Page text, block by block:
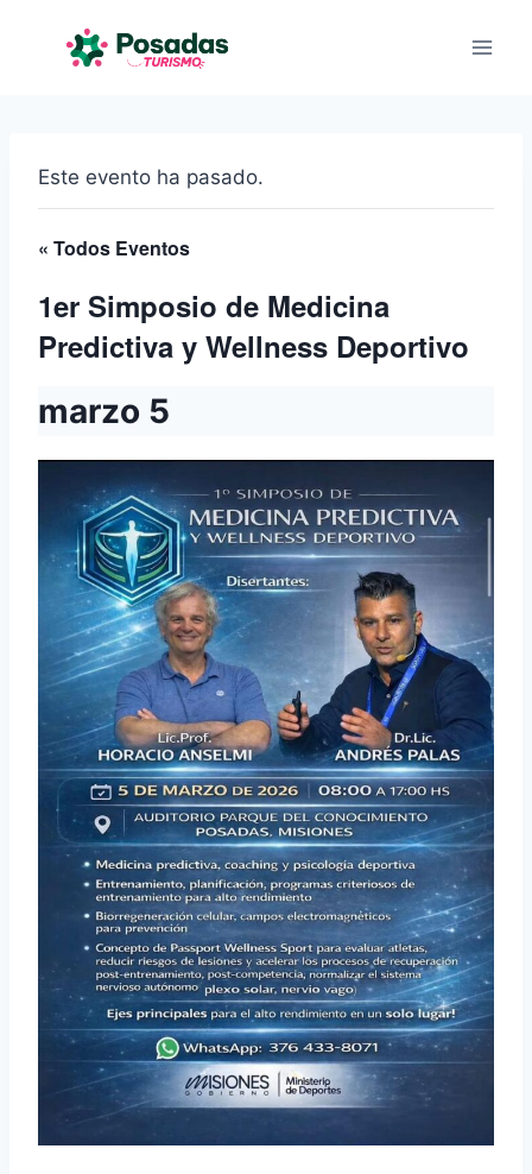
Este evento ha pasado.
« Todos Eventos
1er Simposio de Medicina
Predictiva y Wellness Deportivo
marzo 5